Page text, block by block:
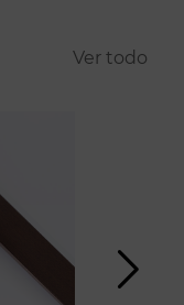
Ver todo